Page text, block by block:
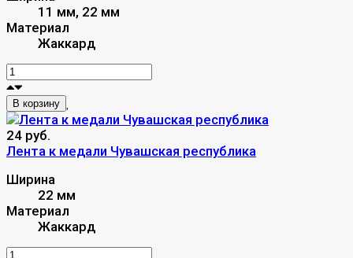
11 мм, 22 мм
Материал
Жаккард
В корзину
24 руб.
Лента к медали Чувашская республика
Ширина
22 мм
Материал
Жаккард